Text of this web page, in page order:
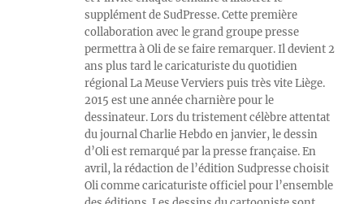
supplément de SudPresse. Cette première
collaboration avec le grand groupe presse
permettra à Oli de se faire remarquer. Il devient 2
ans plus tard le caricaturiste du quotidien
régional La Meuse Verviers puis très vite Liège.
2015 est une année charnière pour le
dessinateur. Lors du tristement célèbre attentat
du journal Charlie Hebdo en janvier, le dessin
d’Oli est remarqué par la presse française. En
avril, la rédaction de l’édition Sudpresse choisit
Oli comme caricaturiste officiel pour l’ensemble